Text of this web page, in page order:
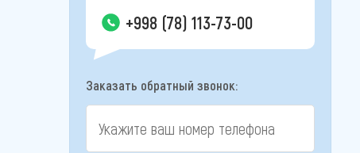
+998 (78) 113-73-00
Заказать обратный звонок: